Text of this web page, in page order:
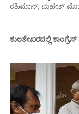
ರಹಿಮಾನ್, ಮಹೇಶ್
ಕುಲಶೇಖರದಲ್ಲಿ